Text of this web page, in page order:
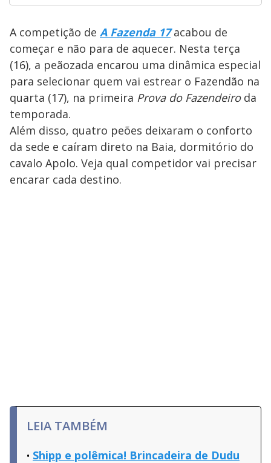
A competição de A Fazenda 17acabou de
começar e não para de aquecer. Nesta terça
(16), a peãozada encarou uma dinâmica especial
para selecionar quem vai estrear o Fazendão na
quarta (17), na primeira Prova do Fazendeiroda
temporada.
Além disso, quatro peões deixaram o conforto
da sede e caíram direto na Baia, dormitório do
cavalo Apolo. Veja qual competidor vai precisar
encarar cada destino.
LEIA TAMBÉM
Shipp e polêmica! Brincadeira de Dudu